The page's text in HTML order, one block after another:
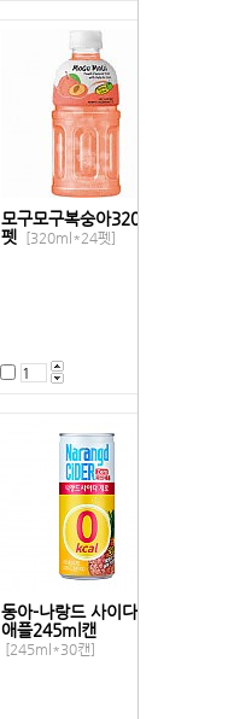
모구모구복숭아320ml
펫
[320ml*24펫]
동아-나랑드 사이다파인
애플245ml캔
[245ml*30캔]